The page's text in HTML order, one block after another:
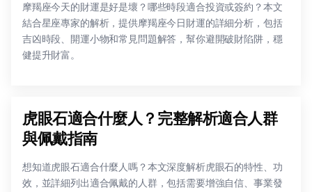
摩羯座今天的財運是好是壞？哪些時段適合投資或簽約？本文
結合星座專家的解析，提供摩羯座今日財運的詳細分析，包括
吉凶時段、開運小物和常見問題解答，幫你避開破財陷阱，穩
健提升財富。
虎眼石適合什麼人？完整解析適合人群
與佩戴指南
想知道虎眼石適合什麼人嗎？本文深度解析虎眼石的特性、功
效，並詳細列出適合佩戴的人群，包括需要增強自信、事業發